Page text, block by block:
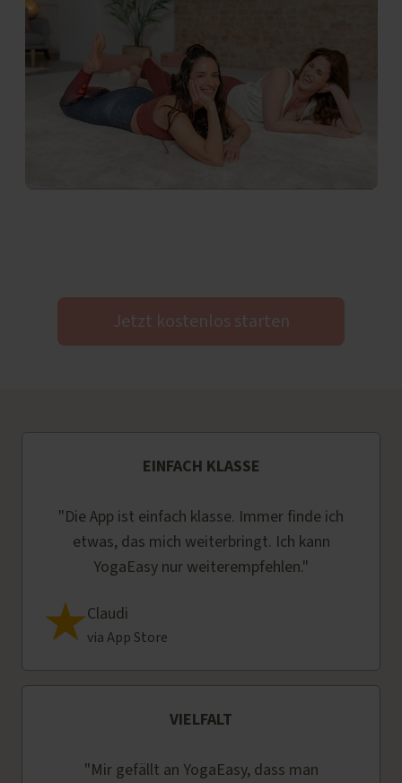
Jetzt kostenlos starten
EINFACH KLASSE
"Die App ist einfach klasse. Immer finde ich
etwas, das mich weiterbringt. Ich kann
YogaEasy nur weiterempfehlen."
Claudi
via App Store
VIELFALT
"Mir gefällt an YogaEasy, dass man